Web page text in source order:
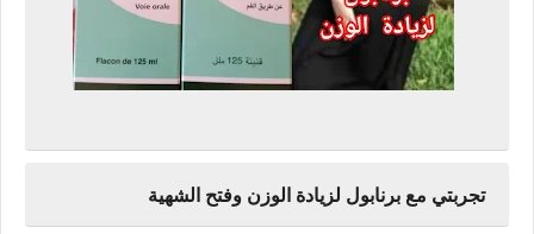
تجربتي مع برنابول لزيادة الوزن وفتح الشهية